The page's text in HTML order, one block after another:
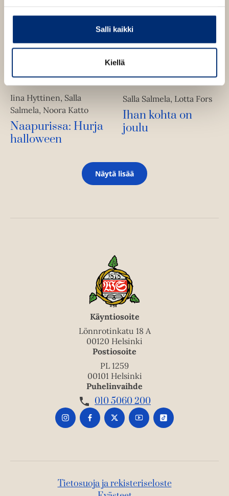
Salli kaikki
Kiellä
Iina Hyttinen, Salla
Salmela, Noora Katto
Naapurissa: Hurja
halloween
Salla Salmela, Lotta Fors
Ihan kohta on
joulu
Näytä lisää
Käyntiosoite
Lönnrotinkatu 18 A
00120 Helsinki
Postiosoite
PL 1259
00101 Helsinki
Puhelinvaihde
010 5060 200
Tietosuoja ja rekisteriseloste